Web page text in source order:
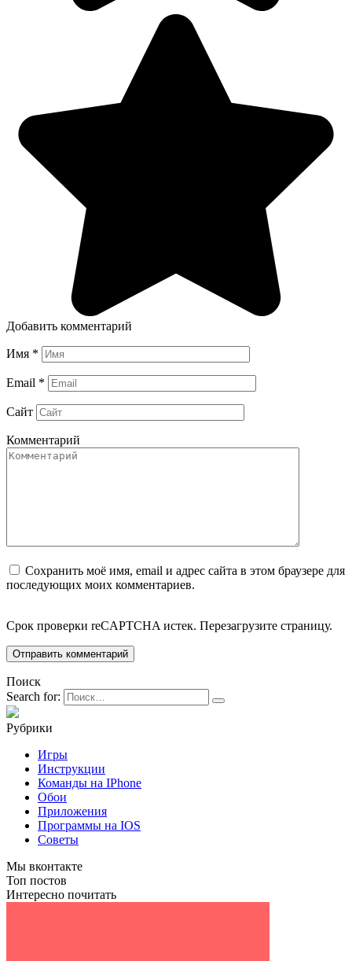
Добавить комментарий
Имя *
Email *
Сайт
Комментарий
Сохранить моё имя, email и адрес сайта в этом браузере для
последующих моих комментариев.
Срок проверки reCAPTCHA истек. Перезагрузите страницу.
Поиск
Search for:
Рубрики
Игры
Инструкции
Команды на IPhone
Обои
Приложения
Программы на IOS
Советы
Мы вконтакте
Топ постов
Интересно почитать